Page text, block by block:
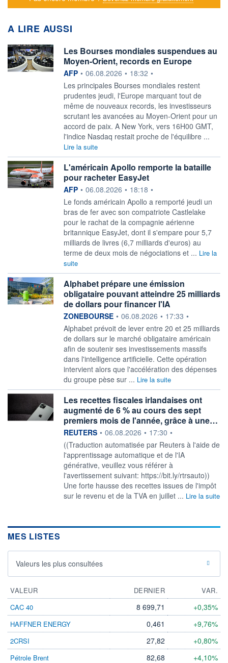
A LIRE AUSSI
Les Bourses mondiales suspendues au
Moyen-Orient, records en Europe
information fournie par
AFP • 06.08.2026 • 18:32 •
Les principales Bourses mondiales restent
prudentes jeudi, l'Europe marquant tout de
même de nouveaux records, les investisseurs
scrutant les avancées au Moyen-Orient pour un
accord de paix. A New York, vers 16H00 GMT,
l'indice Nasdaq restait proche de l'équilibre ...
Lire la suite
L'américain Apollo remporte la bataille
pour racheter EasyJet
information fournie par
AFP • 06.08.2026 • 18:18 •
Le fonds américain Apollo a remporté jeudi un
bras de fer avec son compatriote Castlelake
pour le rachat de la compagnie aérienne
britannique EasyJet, dont il s'empare pour 5,7
milliards de livres (6,7 milliards d'euros) au
terme de deux mois de négociations et ... Lire la
suite
Alphabet prépare une émission
obligataire pouvant atteindre 25 milliards
de dollars pour financer l'IA
information fournie par
ZONEBOURSE • 06.08.2026 • 17:33 •
Alphabet prévoit de lever entre 20 et 25 milliards
de dollars sur le marché obligataire américain
afin de soutenir ses investissements massifs
dans l'intelligence artificielle. Cette opération
intervient alors que l'accélération des dépenses
du groupe pèse sur ... Lire la suite
Les recettes fiscales irlandaises ont
augmenté de 6 % au cours des sept
premiers mois de l'année, grâce à une…
information fournie par
REUTERS • 06.08.2026 • 17:30 •
((Traduction automatisée par Reuters à l'aide de
l'apprentissage automatique et de l'IA
générative, veuillez vous référer à
l'avertissement suivant: https://bit.ly/rtrsauto))
Une forte hausse des recettes issues de l'impôt
sur le revenu et de la TVA en juillet ... Lire la suite
MES LISTES
Valeurs les plus consultées
VALEUR DERNIER
VAR.
CAC 40
8 699,71 +0,35%
HAFFNER ENERGY 0,461 +9,76%
2CRSI 27,82 +0,80%
Pétrole Brent 82,68 +4,10%